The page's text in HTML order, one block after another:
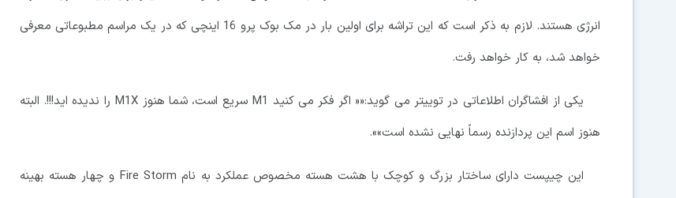
انرژی هستند. لازم به ذکر است که این تراشه برای اولین بار در مک بوک پرو 16 اینچی که در یک مراسم مطبوعاتی معرفی
خواهد شد، به کار خواهد رفت.
یکی از افشاگران اطلاعاتی در توییتر می گوید:«« اگر فکر می کنید M1 سریع است، شما هنوز M1X را ندیده اید!!!. البته
هنوز اسم این پردازنده رسماً نهایی نشده است»».
این چیپست دارای ساختار بزرگ و کوچک با هشت هسته مخصوص عملکرد به نام Fire Storm و چهار هسته بهینه